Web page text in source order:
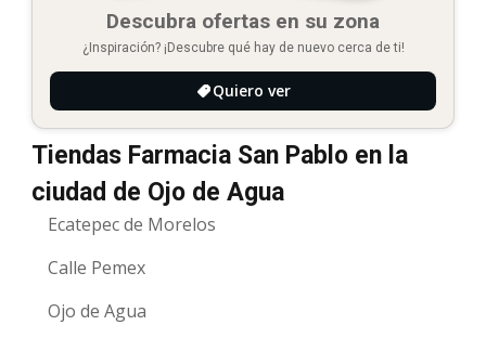
Descubra ofertas en su zona
¿Inspiración? ¡Descubre qué hay de nuevo cerca de ti!
Quiero ver
Tiendas Farmacia San Pablo en la
ciudad de Ojo de Agua
Ecatepec de Morelos
Calle Pemex
Ojo de Agua